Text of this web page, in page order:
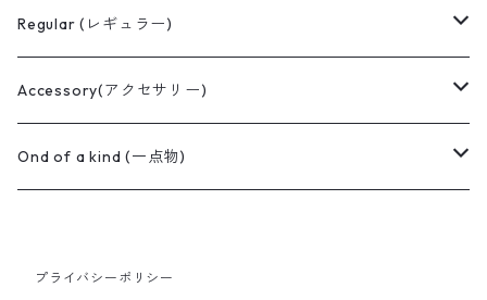
Regular (レギュラー)
ぐい呑み
Koti(コッティ)
ロックグラス
Grace(グレイス) 丸ロック
Grace(グレイス)タンブラー
Accessory(アクセサリー)
切子ピアス
切子ネックレス
Ond of a kind (一点物)
花器
プライバシーポリシー